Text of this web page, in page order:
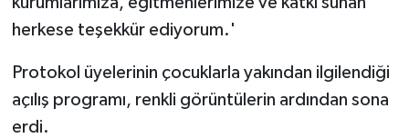
herkese teşekkür ediyorum.'
Protokol üyelerinin çocuklarla yakından ilgilendiği
açılış programı, renkli görüntülerin ardından sona
erdi.